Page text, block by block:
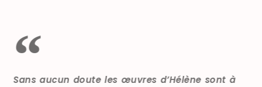
Sans aucun doute les œuvres d’Hélène sont à